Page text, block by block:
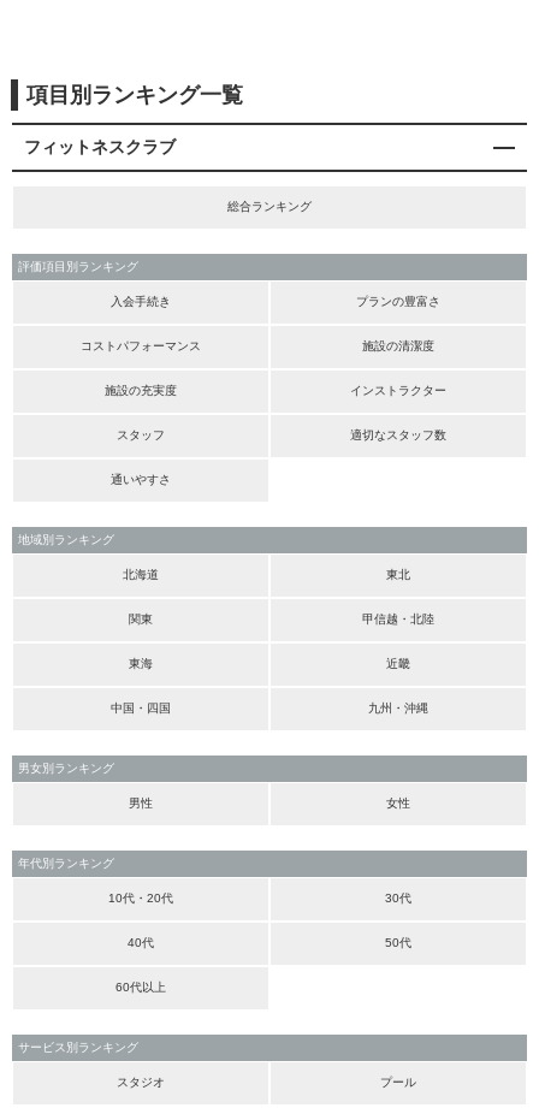
項目別ランキング一覧
フィットネスクラブ
総合ランキング
評価項目別ランキング
入会手続き プランの豊富さ
コストパフォーマンス 施設の清潔度
施設の充実度 インストラクター
スタッフ 適切なスタッフ数
通いやすさ
地域別ランキング
北海道 東北
関東 甲信越・北陸
東海 近畿
中国・四国 九州・沖縄
男女別ランキング
男性 女性
年代別ランキング
10代・20代 30代
40代 50代
60代以上
サービス別ランキング
スタジオ プール